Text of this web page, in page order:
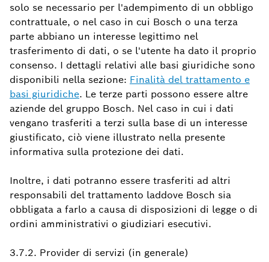
solo se necessario per l'adempimento di un obbligo
contrattuale, o nel caso in cui Bosch o una terza
parte abbiano un interesse legittimo nel
trasferimento di dati, o se l'utente ha dato il proprio
consenso. I dettagli relativi alle basi giuridiche sono
disponibili nella sezione: Finalità del trattamento e
basi giuridiche. Le terze parti possono essere altre
aziende del gruppo Bosch. Nel caso in cui i dati
vengano trasferiti a terzi sulla base di un interesse
giustificato, ciò viene illustrato nella presente
informativa sulla protezione dei dati.
Inoltre, i dati potranno essere trasferiti ad altri
responsabili del trattamento laddove Bosch sia
obbligata a farlo a causa di disposizioni di legge o di
ordini amministrativi o giudiziari esecutivi.
3.7.2. Provider di servizi (in generale)